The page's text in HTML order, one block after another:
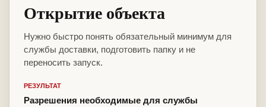
Открытие объекта
Нужно быстро понять обязательный минимум для
службы доставки, подготовить папку и не
переносить запуск.
РЕЗУЛЬТАТ
Разрешения необходимые для службы